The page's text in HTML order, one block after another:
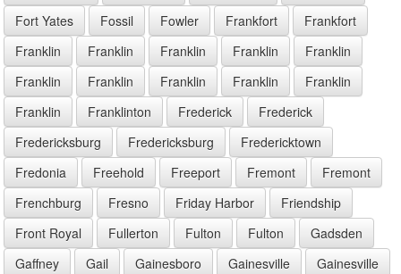
Fort Yates
Fossil Fowler Frankfort
Frankfort
Franklin
Franklin Franklin Franklin
Franklin
Franklin
Franklin Franklin Franklin
Franklin
Franklin
Franklinton Frederick
Frederick
Fredericksburg
Fredericksburg
Fredericktown
Fredonia
Freehold Freeport Fremont
Fremont
Frenchburg
Fresno Friday Harbor
Friendship
Front Royal
Fullerton Fulton Fulton
Gadsden
Gaffney
Gail Gainesboro Gainesville
Gainesville